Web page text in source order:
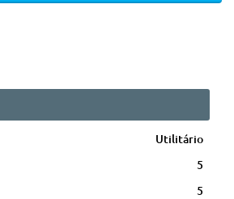
Utilitário
5
5